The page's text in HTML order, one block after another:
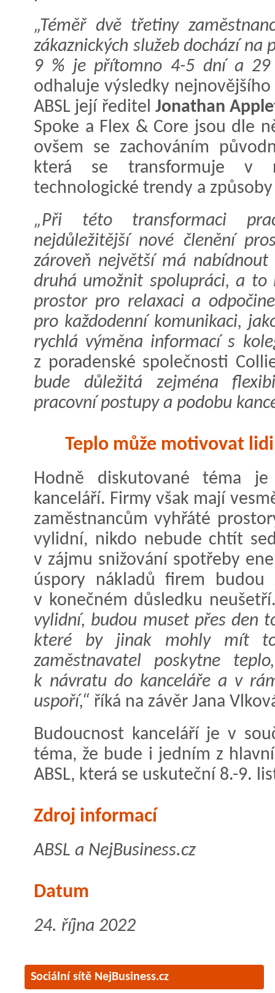
„Téměř dvě třetiny
zákaznických služeb dochází na
9 % je přítomno 4-5 dní a 29
odhaluje výsledky
ABSL její ředitel Jonathan
Spoke a Flex & Core jsou dle
ovšem se zachováním
která se transformuje v
technologické trendy a
„Při této transformaci
nejdůležitější nové členění
zároveň největší má
druhá umožnit spolupráci, a
prostor pro relaxaci a
pro každodenní komunikaci,
rychlá výměna informací s
z poradenské společnosti
bude důležitá zejména
pracovní postupy a podobu
Teplo může motivovat
Hodně diskutované téma
kanceláří. Firmy však mají
zaměstnancům vyhřáté
vylidní, nikdo nebude chtít
v zájmu snižování spotřeby
úspory nákladů firem budou
v konečném důsledku
vylidní, budou muset přes den
které by jinak mohly mít
zaměstnavatel poskytne
k návratu do kanceláře a v
uspoří,“ říká na závěr Jana
Budoucnost kanceláří je v
téma, že bude i jedním z
ABSL, která se uskuteční 8.-9.
Zdroj informací
ABSL a NejBusiness.cz
Datum
24. října 2022
Sociální sítě NejBusiness.cz